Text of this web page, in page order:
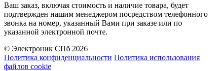
Ваш заказ, включая стоимость и наличие товара, будет
подтвержден нашим менеджером посредством телефонного
звонка на номер, указанный Вами при заказе или по
указанной электронной почте.
© Электроник СПб 2026
Политика конфиденциальности Политика использования
файлов cookie